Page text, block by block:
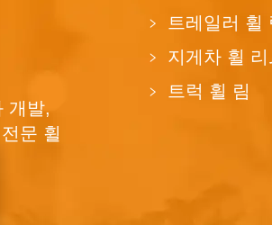
개발,
문 휠
트레일러 휠
지게차 휠 리
트럭 휠 림